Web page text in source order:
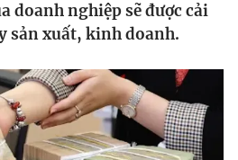
doanh nghiệp sẽ được cải
sản xuất, kinh doanh.